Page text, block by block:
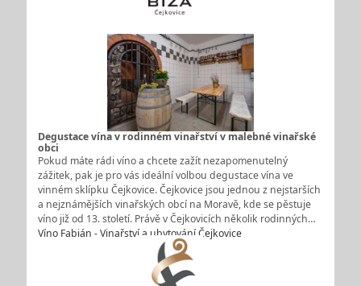
Degustace vína v rodinném vinařství v malebné vinařské
obci
Pokud máte rádi víno a chcete zažít nezapomenutelný
zážitek, pak je pro vás ideální volbou degustace vína ve
vinném sklípku Čejkovice. Čejkovice jsou jednou z nejstarších
a nejznámějších vinařských obcí na Moravě, kde se pěstuje
víno již od 13. století. Právě v Čejkovicích několik rodinných…
Víno Fabián - Vinařství a ubytování Čejkovice